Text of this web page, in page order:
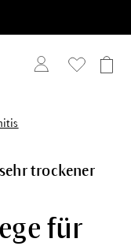
trockener
für